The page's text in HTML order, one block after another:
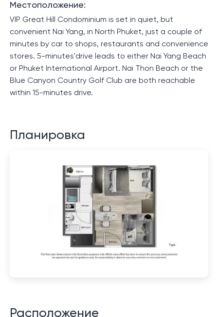
Местоположение:
VIP Great Hill Condominium is set in quiet, but
convenient Nai Yang, in North Phuket, just a couple of
minutes by car to shops, restaurants and convenience
stores. 5-minutes'drive leads to either Nai Yang Beach
or Phuket International Airport. Nai Thon Beach or the
Blue Canyon Country Golf Club are both reachable
within 15-minutes drive.
Планировка
Расположение